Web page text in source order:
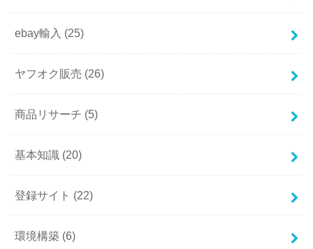
ebay輸入 (25)
ヤフオク販売 (26)
商品リサーチ (5)
基本知識 (20)
登録サイト (22)
環境構築 (6)